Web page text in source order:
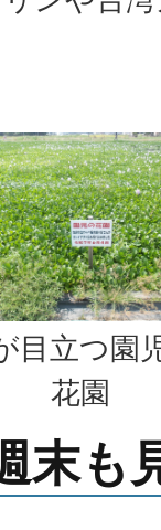
目立つ園
花園
末も